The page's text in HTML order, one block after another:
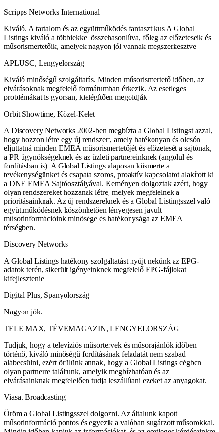
Scripps Networks International
Kiváló. A tartalom és az együttműködés fantasztikus A Global
Listings kiváló a többiekkel összehasonlítva, főleg az előzeteseik és
műsorismertetőik, amelyek nagyon jól vannak megszerkesztve
APLUSC, Lengyelország
Kiváló minőségű szolgáltatás. Minden műsorismertető időben, az
elvárásoknak megfelelő formátumban érkezik. Az esetleges
problémákat is gyorsan, kielégítően megoldják
Orbit Showtime, Közel-Kelet
A Discovery Networks 2002-ben megbízta a Global Listingst azzal,
hogy hozzon létre egy új rendszert, amely hatékonyan és olcsón
eljuttatná minden EMEA műsorismertetőjét és előzetesét a sajtónak,
a PR ügynökségeknek és az üzleti partnereinknek (angolul és
fordításban is). A Global Listings alaposan kiismerte a
tevékenységünket és csapata szoros, proaktív kapcsolatot alakított ki
a DNE EMEA Sajtóosztályával. Keményen dolgoztak azért, hogy
olyan rendszereket hozzanak létre, melyek megfelelnek a
prioritásainknak. Az új rendszereknek és a Global Listingsszel való
együttműködésnek köszönhetően lényegesen javult
műsorinformációink minősége és hatékonysága az EMEA
térségben.
Discovery Networks
A Global Listings hatékony szolgáltatást nyújt nekünk az EPG-
adatok terén, sikerült igényeinknek megfelelő EPG-fájlokat
kifejlesztenie
Digital Plus, Spanyolország
Nagyon jók.
TELE MAX, TÉVÉMAGAZIN, LENGYELORSZÁG
Tudjuk, hogy a televíziós műsortervek és műsorajánlók időben
történő, kiváló minőségű fordításának feladatát nem szabad
alábecsülni, ezért örülünk annak, hogy a Global Listings cégben
olyan partnerre találtunk, amelyik megbízhatóan és az
elvárásainknak megfelelően tudja leszállítani ezeket az anyagokat.
Viasat Broadcasting
Öröm a Global Listingsszel dolgozni. Az általunk kapott
műsorinformáció pontos és egyezik a valóban sugárzott műsorokkal.